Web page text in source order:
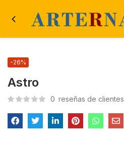
Astro
-26%
0 reseñas de clientes